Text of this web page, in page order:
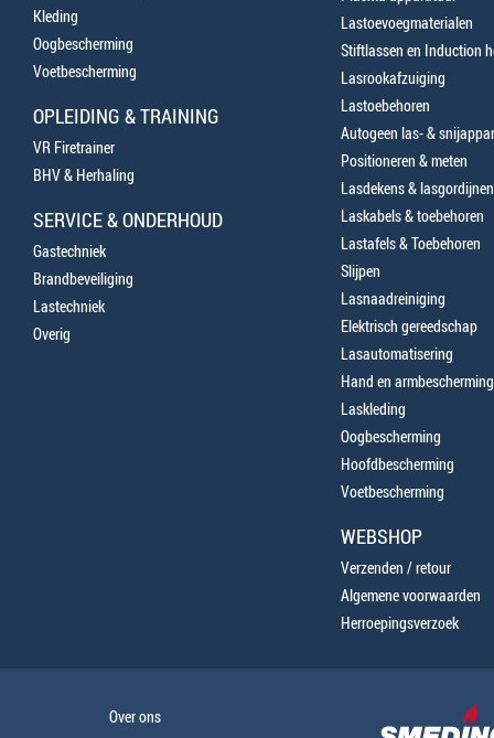
Kleding
Oogbescherming
Voetbescherming
OPLEIDING & TRAINING
VR Firetrainer
BHV & Herhaling
SERVICE & ONDERHOUD
Gastechniek
Brandbeveiliging
Lastechniek
Overig
Lastoevoegmaterialen
Stiftlassen en Induction
Lasrookafzuiging
Lastoebehoren
Autogeen las- &
Positioneren & meten
Lasdekens & lasgordijnen
Laskabels & toebehoren
Lastafels & Toebehoren
Slijpen
Lasnaadreiniging
Elektrisch gereedschap
Lasautomatisering
Hand en armbescherming
Laskleding
Oogbescherming
Hoofdbescherming
Voetbescherming
WEBSHOP
Verzenden / retour
Algemene voorwaarden
Herroepingsverzoek
Over ons